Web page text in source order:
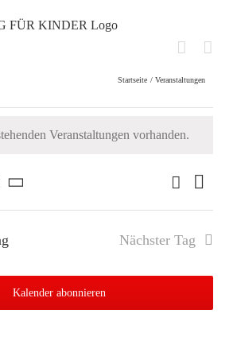
Startseite Veranstaltungen
Veranstaltungen vorhanden.
und
Suche
Tag
Nächster Tag
Kalender abonnieren